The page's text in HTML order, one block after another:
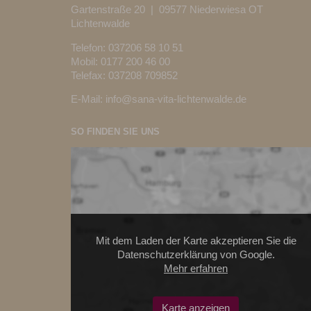
Gartenstraße 20 | 09577 Niederwiesa OT
Lichtenwalde
Telefon: 037206 58 10 51
Mobil: 0177 200 46 00
Telefax: 037208 709852
E-Mail: info@sana-vita-lichtenwalde.de
SO FINDEN SIE UNS
Mit dem Laden der Karte akzeptieren Sie die
Datenschutzerklärung von Google.
Mehr erfahren
Karte anzeigen